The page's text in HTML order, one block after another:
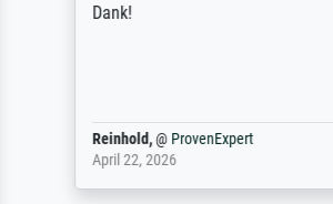
Dank!
Reinhold,@ ProvenExpert
April 22, 2026